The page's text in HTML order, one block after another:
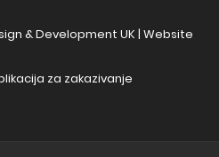
& Development UK | Website
za zakazivanje